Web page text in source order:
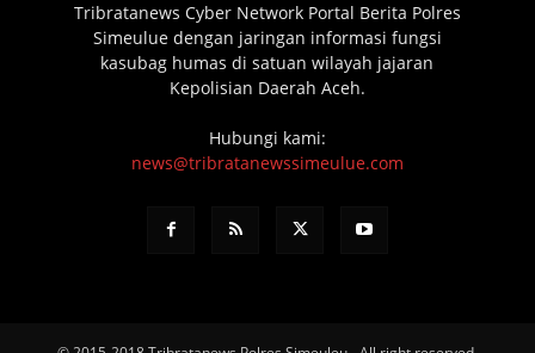
Tribratanews Cyber Network Portal Berita Polres
Simeulue dengan jaringan informasi fungsi
kasubag humas di satuan wilayah jajaran
Kepolisian Daerah Aceh.
Hubungi kami:
news@tribratanewssimeulue.com